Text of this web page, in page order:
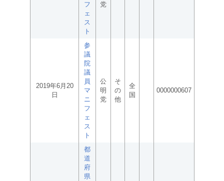
フ
ェ
ス
ト
党
2019年6月20
日
参
議
院
議
員
マ
ニ
フ
ェ
ス
ト
公
明
党
そ
の
他
全
国
0000000607
都
道
府
県